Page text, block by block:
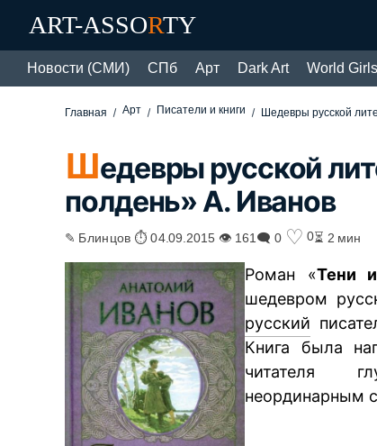
ART-ASSORTY
Новости (СМИ) СПб Арт Dark Art World Girls
Главная Арт Писатели и книги Шедевры русской
Шедевры русской
полдень» А. Иванов
✎ Блинцов ⏱ 04.09.2015 👁 161 🗨 0 ♡ 0⏳ 2 мин
Роман «Тени
шедевром
русский
Книга была
читателя
неординарным